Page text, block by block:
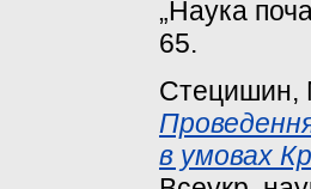
„Наука
65.
Стецишин,
в умовах